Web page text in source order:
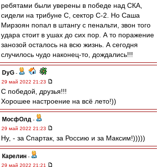
ребятами были уверены в победе над СКА,
сидели на трибуне С, сектор С-2. Но Саша
Мирзоян попал в штангу с пенальти, звон того
удара стоит в ушах до сих пор. А то поражение
занозой осталось на всю жизнь. А сегодня
случилось чудо наконец-то, дождались!!!
DyG -
29 май 2022 21:23
С победой, друзья!!!
Хорошее настроение на всё лето!))
МосфОлд -
29 май 2022 21:23
Ну, - за Спартак, за Россию и за Максим!)))))
Карелин -
29 май 2022 21:21